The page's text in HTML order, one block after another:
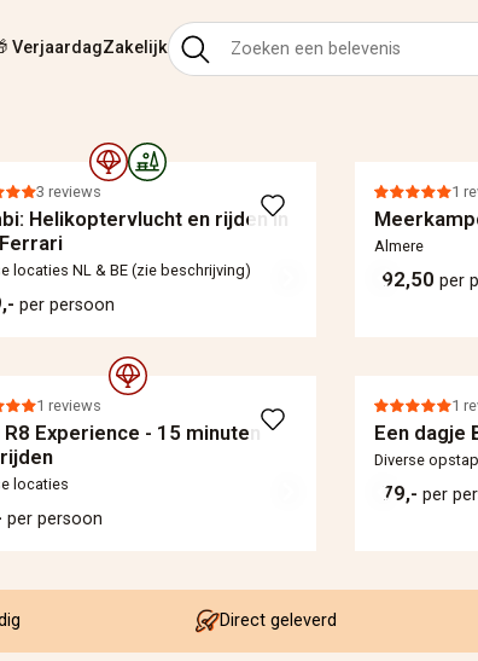
VerjaardagZakelijk
3 reviews
Helikoptervlucht en rijden in
locaties NL & BE (zie beschrijving)
per persoon
1
Almere
92,50 per
1 reviews
Experience - 15 minuten
locaties
per persoon
1
Een dagje
Diverse
79,- per
Direct geleverd